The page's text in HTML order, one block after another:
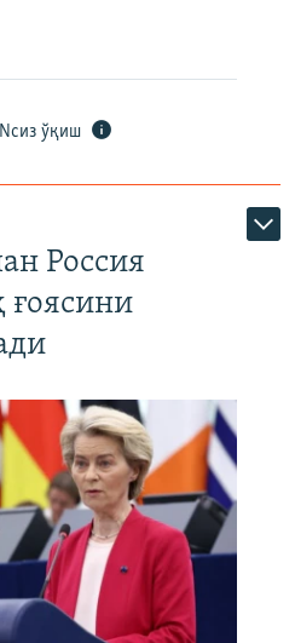
ўқиш
Россия
ғоясини